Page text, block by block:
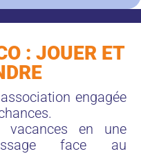
: JOUER ET
engagée
vacances en une
face au